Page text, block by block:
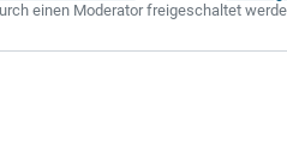
einen Moderator freigeschaltet